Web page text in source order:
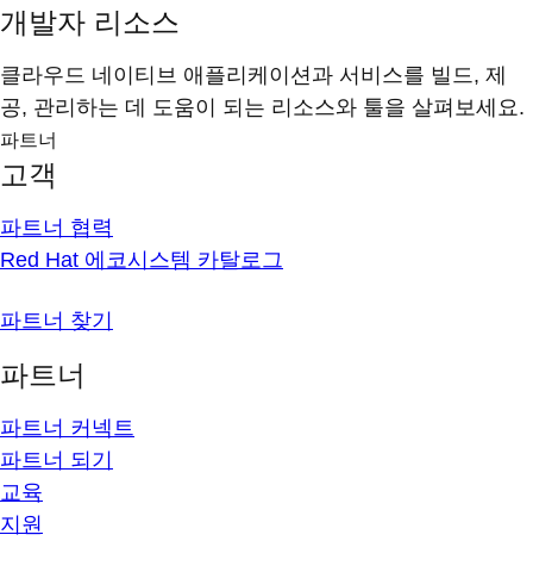
개발자 리소스
클라우드 네이티브 애플리케이션과 서비스를 빌드, 제
공, 관리하는 데 도움이 되는 리소스와 툴을 살펴보세요.
파트너
고객
파트너 협력
Red Hat 에코시스템 카탈로그
파트너 찾기
파트너
파트너 커넥트
파트너 되기
교육
지원